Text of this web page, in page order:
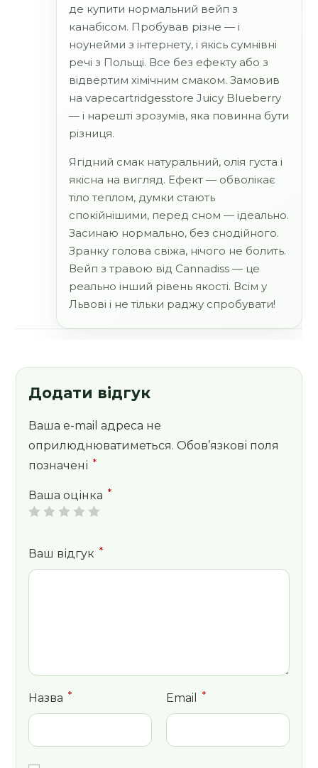
де купити нормальний вейп з
канабісом. Пробував різне — і
ноунейми з інтернету, і якісь сумнівні
речі з Польщі. Все без ефекту або з
відвертим хімічним смаком. Замовив
на vapecartridgesstore Juicy Blueberry
— і нарешті зрозумів, яка повинна бути
різниця.
Ягідний смак натуральний, олія густа і
якісна на вигляд. Ефект — обволікає
тіло теплом, думки стають
спокійнішими, перед сном — ідеально.
Засинаю нормально, без снодійного.
Зранку голова свіжа, нічого не болить.
Вейп з травою від Cannadiss — це
реально інший рівень якості. Всім у
Львові і не тільки раджу спробувати!
Додати відгук
Ваша e-mail адреса не
оприлюднюватиметься. Обов’язкові поля
позначені *
Ваша оцінка *
Ваш відгук *
Назва * Email *